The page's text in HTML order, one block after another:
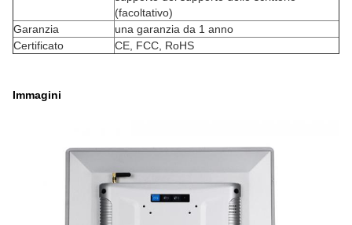
(facoltativo)
Garanzia
una garanzia da 1 anno
Certificato
CE, FCC, RoHS
Immagini